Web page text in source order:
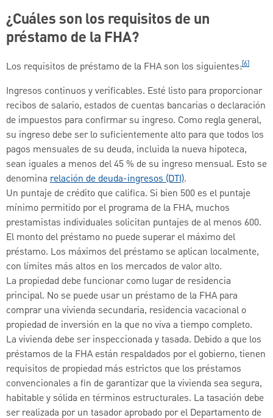
¿Cuáles son los requisitos de un
préstamo de la FHA?
Los requisitos de préstamo de la FHA son los siguientes:[6]
Ingresos continuos y verificables. Esté listo para proporcionar
recibos de salario, estados de cuentas bancarias o declaración
de impuestos para confirmar su ingreso. Como regla general,
su ingreso debe ser lo suficientemente alto para que todos los
pagos mensuales de su deuda, incluida la nueva hipoteca,
sean iguales a menos del 45 % de su ingreso mensual. Esto se
denomina relación de deuda-ingresos (DTI).
Un puntaje de crédito que califica. Si bien 500 es el puntaje
mínimo permitido por el programa de la FHA, muchos
prestamistas individuales solicitan puntajes de al menos 600.
El monto del préstamo no puede superar el máximo del
préstamo. Los máximos del préstamo se aplican localmente,
con límites más altos en los mercados de valor alto.
La propiedad debe funcionar como lugar de residencia
principal. No se puede usar un préstamo de la FHA para
comprar una vivienda secundaria, residencia vacacional o
propiedad de inversión en la que no viva a tiempo completo.
La vivienda debe ser inspeccionada y tasada. Debido a que los
préstamos de la FHA están respaldados por el gobierno, tienen
requisitos de propiedad más estrictos que los préstamos
convencionales a fin de garantizar que la vivienda sea segura,
habitable y sólida en términos estructurales. La tasación debe
ser realizada por un tasador aprobado por el Departamento de